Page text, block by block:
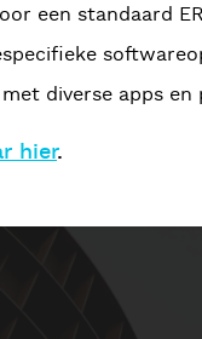
een standaard
diverse apps
hier.